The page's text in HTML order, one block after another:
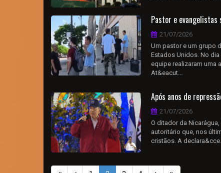
Pastor e evangelistas
21/07/2026
Um pastor e um grupo
Estados Unidos. No dia
equipe realizaram uma
At&eacut...
Após anos de
21/07/2026
O ditador da
autoritário que, nos
cristãos. A declara&cce...